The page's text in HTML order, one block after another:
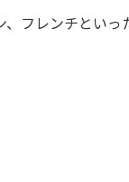
、フレンチといっ